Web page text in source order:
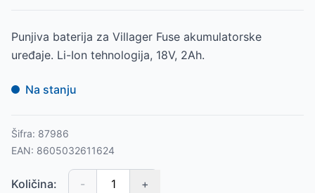
Punjiva baterija za Villager Fuse akumulatorske
uređaje. Li-Ion tehnologija, 18V, 2Ah.
Na stanju
Šifra: 87986
EAN: 8605032611624
Količina: - +